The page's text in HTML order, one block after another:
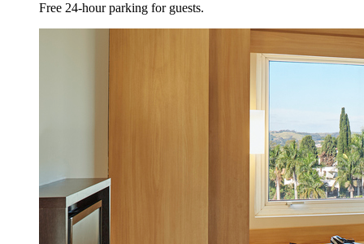
Free 24-hour parking for guests.